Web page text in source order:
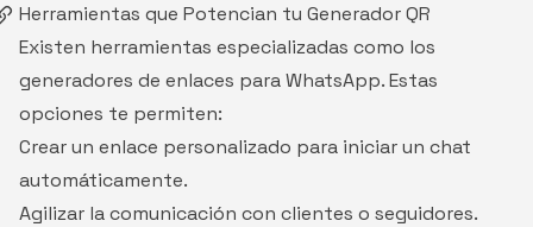
Herramientas que Potencian tu Generador QR
Existen herramientas especializadas como los
generadores de enlaces para WhatsApp. Estas
opciones te permiten:
Crear un enlace personalizado para iniciar un chat
automáticamente.
Agilizar la comunicación con clientes o seguidores.